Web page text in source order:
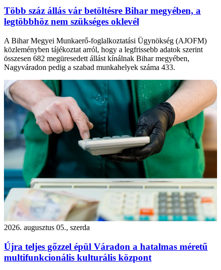
Több száz állás vár betöltésre Bihar megyében, a
legtöbbhöz nem szükséges oklevél
A Bihar Megyei Munkaerő-foglalkoztatási Ügynökség (AJOFM)
közleményben tájékoztat arról, hogy a legfrissebb adatok szerint
összesen 682 megüresedett állást kínálnak Bihar megyében,
Nagyváradon pedig a szabad munkahelyek száma 433.
2026. augusztus 05., szerda
Újra teljes gőzzel épül Váradon a hatalmas méretű
multifunkcionális kulturális központ